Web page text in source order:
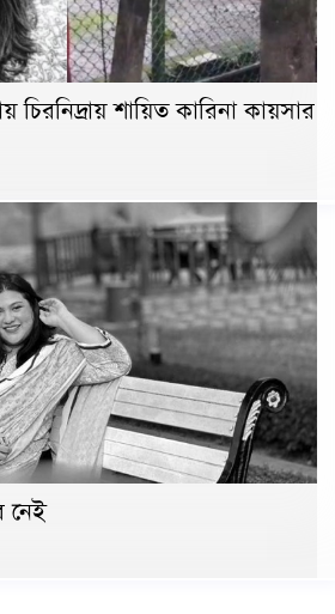
চিরনিদ্রায় শায়িত কারিনা কায়সার
নেই